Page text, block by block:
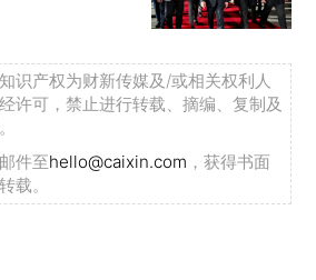
识产权为财新传媒及/或相关权利人
许可，禁止进行转载、摘编、复制及
件至hello@caixin.com ，获得书面
载。